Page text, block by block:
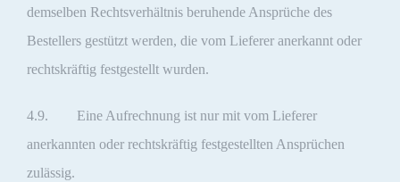
demselben Rechtsverhältnis beruhende Ansprüche des
Bestellers gestützt werden, die vom Lieferer anerkannt oder
rechtskräftig festgestellt wurden.
4.9. Eine Aufrechnung ist nur mit vom Lieferer
anerkannten oder rechtskräftig festgestellten Ansprüchen
zulässig.